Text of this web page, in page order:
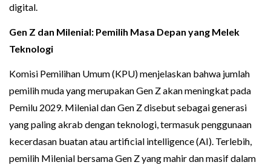
digital.
Gen Z dan Milenial: Pemilih Masa Depan yang Melek
Teknologi
Komisi Pemilihan Umum (KPU) menjelaskan bahwa jumlah
pemilih muda yang merupakan Gen Z akan meningkat pada
Pemilu 2029. Milenial dan Gen Z disebut sebagai generasi
yang paling akrab dengan teknologi, termasuk penggunaan
kecerdasan buatan atau artificial intelligence (AI). Terlebih,
pemilih Milenial bersama Gen Z yang mahir dan masif dalam